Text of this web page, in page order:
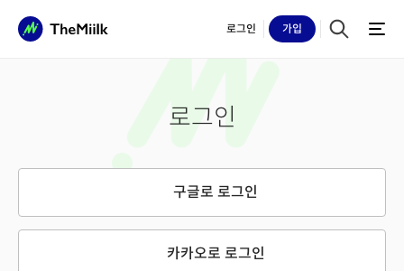
로그인 가입
로그인
구글로 로그인
카카오로 로그인